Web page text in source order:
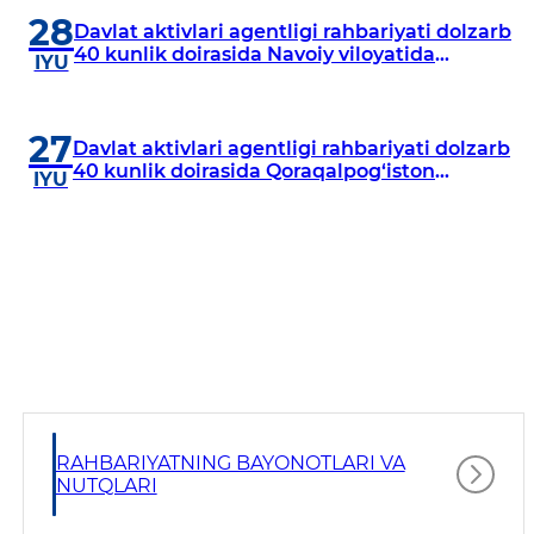
28
IYU
Davlat aktivlari agentligi rahbariyati dolzarb
40 kunlik doirasida Navoiy viloyatida
27
IYU
Davlat aktivlari agentligi rahbariyati dolzarb
40 kunlik doirasida Qoraqalpog‘iston
RAHBARIYATNING BAYONOTLARI VA
NUTQLARI